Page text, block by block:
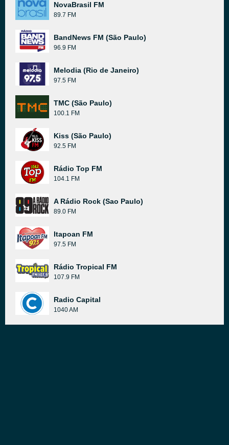
NovaBrasil FM
89.7 FM
BandNews FM (São Paulo)
96.9 FM
Melodia (Rio de Janeiro)
97.5 FM
TMC (São Paulo)
100.1 FM
Kiss (São Paulo)
92.5 FM
Rádio Top FM
104.1 FM
A Rádio Rock (Sao Paulo)
89.0 FM
Itapoan FM
97.5 FM
Rádio Tropical FM
107.9 FM
Radio Capital
1040 AM